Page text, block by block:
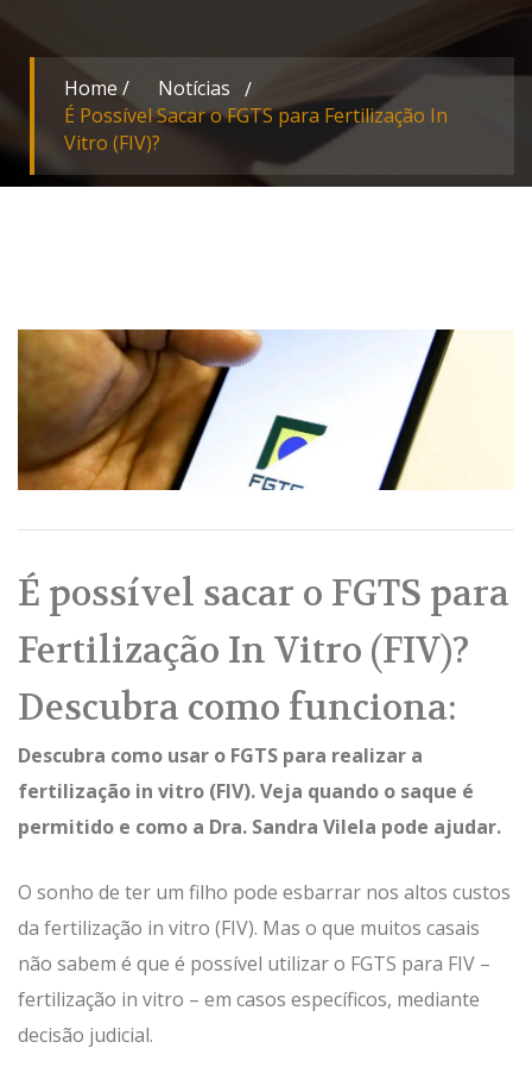
Home/
Notícias
É Possível Sacar o FGTS para Fertilização In
Vitro (FIV)?
É possível sacar o FGTS para
Fertilização In Vitro (FIV)?
Descubra como funciona:
Descubra como usar o FGTS para realizar a
fertilização in vitro (FIV). Veja quando o saque é
permitido e como a Dra. Sandra Vilela pode ajudar.
O sonho de ter um filho pode esbarrar nos altos custos
da fertilização in vitro (FIV). Mas o que muitos casais
não sabem é que é possível utilizar o FGTS para FIV –
fertilização in vitro – em casos específicos, mediante
decisão judicial.